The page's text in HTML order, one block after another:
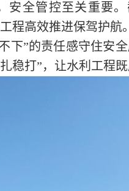
安全管控至关重要
程高效推进保驾护航。
下”的责任感守住安
稳打”，让水利工程